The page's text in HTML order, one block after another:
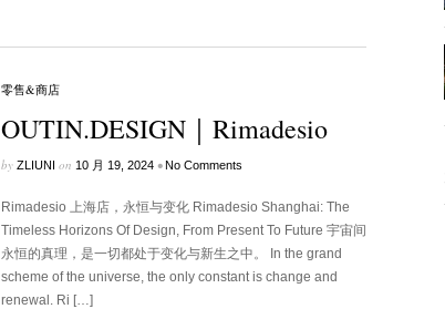
零售&商店
OUTIN.DESIGN｜Rimadesio
by ZLIUNI on 10 月 19, 2024 •No Comments
Rimadesio 上海店，永恒与变化 Rimadesio Shanghai: The
Timeless Horizons Of Design, From Present To Future 宇宙间
永恒的真理，是一切都处于变化与新生之中。 In the grand
scheme of the universe, the only constant is change and
renewal. Ri […]